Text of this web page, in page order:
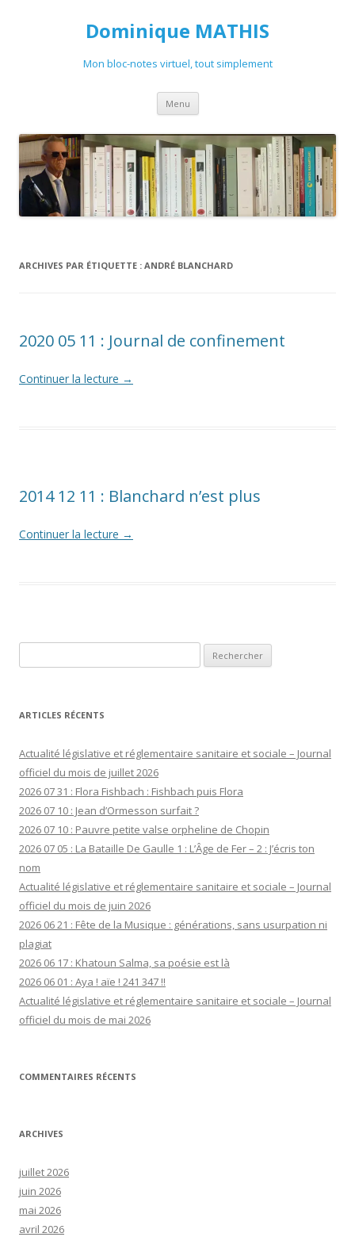
Dominique MATHIS
Mon bloc-notes virtuel, tout simplement
Menu Aller
contenu
ARCHIVES PAR ÉTIQUETTE : ANDRÉ BLANCHARD
2020 05 11 : Journal de confinement
Continuer la lecture →
2014 12 11 : Blanchard n’est plus
Continuer la lecture →
ARTICLES RÉCENTS
Actualité législative et réglementaire sanitaire et sociale – Journal
officiel du mois de juillet 2026
2026 07 31 : Flora Fishbach : Fishbach puis Flora
2026 07 10 : Jean d’Ormesson surfait ?
2026 07 10 : Pauvre petite valse orpheline de Chopin
2026 07 05 : La Bataille De Gaulle 1 : L’Âge de Fer – 2 : J’écris ton
nom
Actualité législative et réglementaire sanitaire et sociale – Journal
officiel du mois de juin 2026
2026 06 21 : Fête de la Musique : générations, sans usurpation ni
plagiat
2026 06 17 : Khatoun Salma, sa poésie est là
2026 06 01 : Aya ! aïe ! 241 347 !!
Actualité législative et réglementaire sanitaire et sociale – Journal
officiel du mois de mai 2026
COMMENTAIRES RÉCENTS
ARCHIVES
juillet 2026
juin 2026
mai 2026
avril 2026